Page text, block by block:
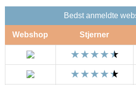
Bedst anmeldte
Webshop Stjerner